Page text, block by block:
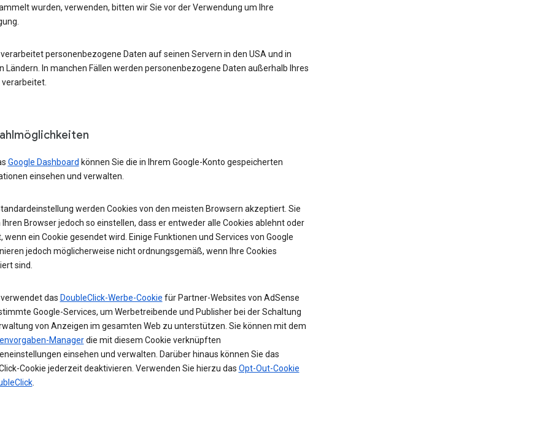
wurden, verwenden, bitten wir Sie vor der Verwendung um Ihre
personenbezogene Daten auf seinen Servern in den USA und in
Ländern. In manchen Fällen werden personenbezogene Daten außerhalb Ihres
verarbeitet.
Google Dashboard können Sie die in Ihrem Google-Konto gespeicherten
einsehen und verwalten.
werden Cookies von den meisten Browsern akzeptiert. Sie
Ihren Browser jedoch so einstellen, dass er entweder alle Cookies ablehnt oder
wenn ein Cookie gesendet wird. Einige Funktionen und Services von Google
jedoch möglicherweise nicht ordnungsgemäß, wenn Ihre Cookies
sind.
das DoubleClick-Werbe-Cookie für Partner-Websites von AdSense
Google-Services, um Werbetreibende und Publisher bei der Schaltung
von Anzeigen im gesamten Web zu unterstützen. Sie können mit dem
Managerdie mit diesem Cookie verknüpften
einsehen und verwalten. Darüber hinaus können Sie das
Cookie jederzeit deaktivieren. Verwenden Sie hierzu das Opt-Out-Cookie
.